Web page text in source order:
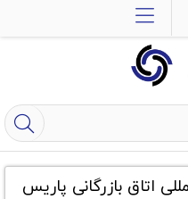
اتاق بازرگانی پاریس